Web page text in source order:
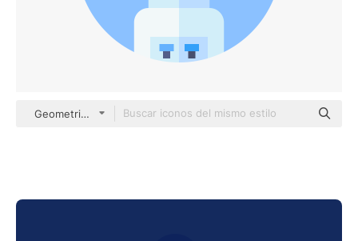
Geometric Flat Circular Flat